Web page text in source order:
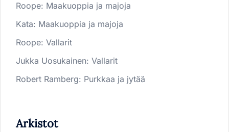
Roope: Maakuoppia ja majoja
Kata: Maakuoppia ja majoja
Roope: Vallarit
Jukka Uosukainen: Vallarit
Robert Ramberg: Purkkaa ja jytää
Arkistot